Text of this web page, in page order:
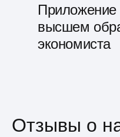
высшем
экономиста
Отзывы о